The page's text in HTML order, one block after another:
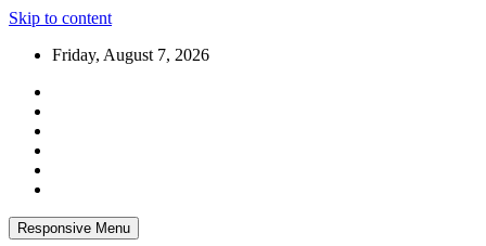
Skip to content
Friday, August 7, 2026
Responsive Menu